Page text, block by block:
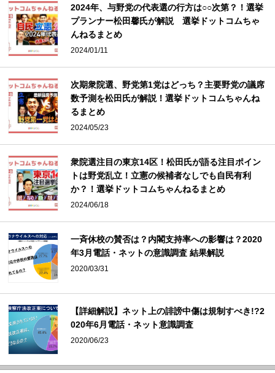
2024年、与野党の代表選の行方は○○次第？！選挙
プランナー松田馨氏が解説 選挙ドットコムちゃ
んねるまとめ
2024/01/11
次期衆院選、野党第1党はどっち？主要野党の議席
数予測を松田氏が解説！選挙ドットコムちゃんね
るまとめ
2024/05/23
衆院選注目の東京14区！松田氏が語る注目ポイン
トは野党乱立！立憲の候補者なしでも自民有利
か？！選挙ドットコムちゃんねるまとめ
2024/06/18
一斉休校の賛否は？内閣支持率への影響は？2020
年3月電話・ネットの意識調査 結果解説
2020/03/31
【詳細解説】ネット上の誹謗中傷は規制すべき!?2
020年6月電話・ネット意識調査
2020/06/23